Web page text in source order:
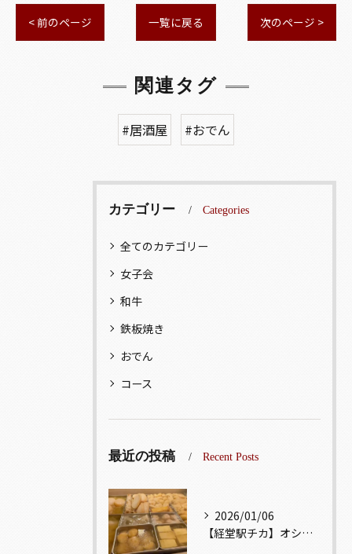
< 前のページ 一覧に戻る 次のページ >
関連タグ
#居酒屋 #おでん
カテゴリー Categories
全てのカテゴリー
女子会
和牛
鉄板焼き
おでん
コース
最近の投稿 Recent Posts
2026/01/06
【経堂駅チカ】オシャレ居酒屋🏮出汁が美味しいおでんがオススメ...